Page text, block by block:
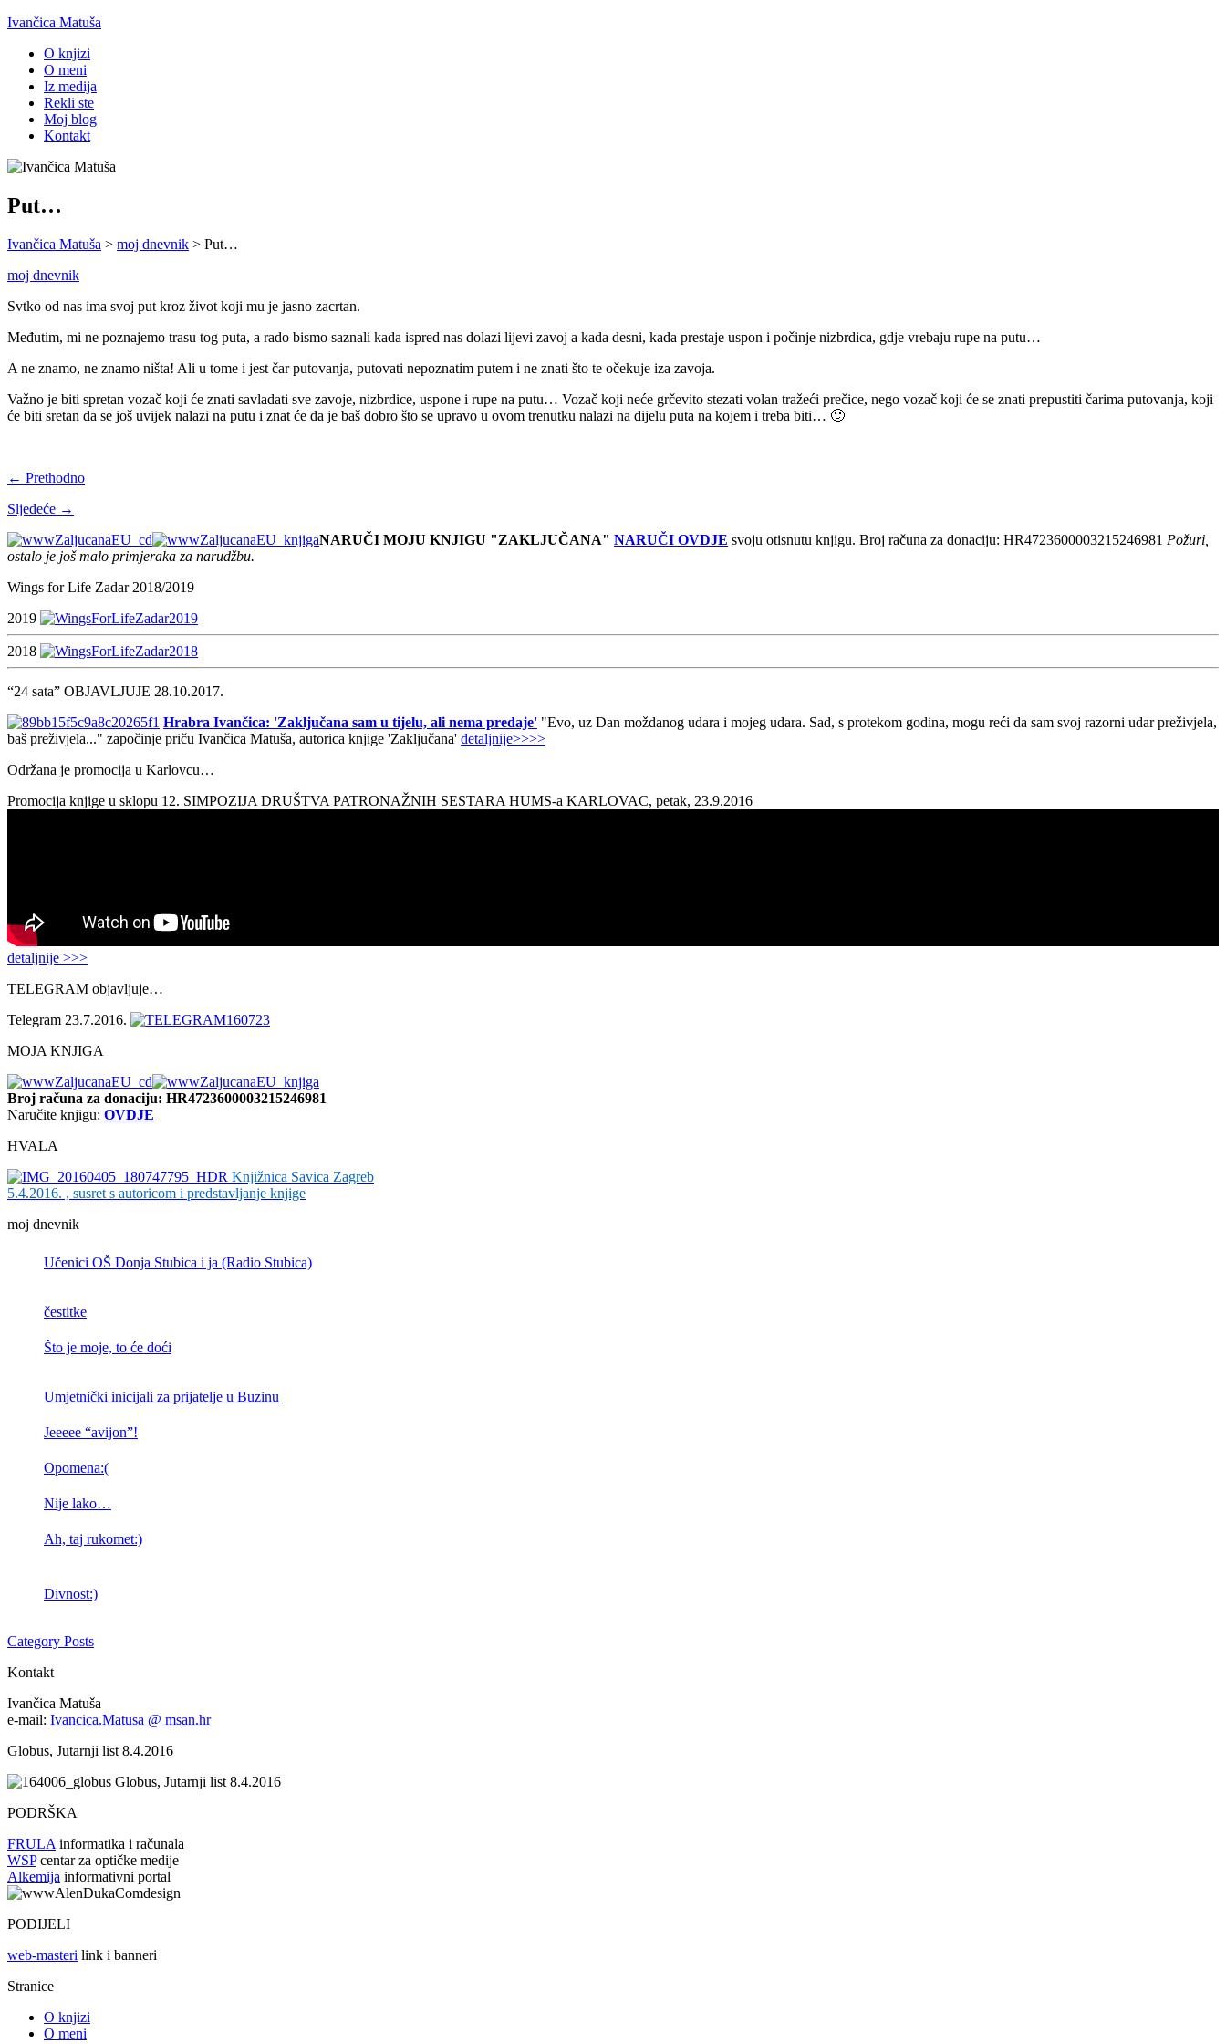
Ivančica Matuša
O knjizi
O meni
Iz medija
Rekli ste
Moj blog
Kontakt
Put…
Ivančica Matuša > moj dnevnik > Put…
moj dnevnik
Svtko od nas ima svoj put kroz život koji mu je jasno zacrtan.
Međutim, mi ne poznajemo trasu tog puta, a rado bismo saznali kada ispred nas dolazi lijevi zavoj a kada desni, kada prestaje uspon i počinje nizbrdica, gdje vrebaju rupe na putu…
A ne znamo, ne znamo ništa! Ali u tome i jest čar putovanja, putovati nepoznatim putem i ne znati što te očekuje iza zavoja.
Važno je biti spretan vozač koji će znati savladati sve zavoje, nizbrdice, uspone i rupe na putu… Vozač koji neće grčevito stezati volan tražeći prečice, nego vozač koji će se znati prepustiti čarima putovanja, koji
će biti sretan da se još uvijek nalazi na putu i znat će da je baš dobro što se upravo u ovom trenutku nalazi na dijelu puta na kojem i treba biti… 🙂
← Prethodno
Sljedeće →
NARUČI MOJU KNJIGU "ZAKLJUČANA" NARUČI OVDJE svoju otisnutu knjigu. Broj računa za donaciju: HR4723600003215246981 Požuri,
ostalo je još malo primjeraka za narudžbu.
Wings for Life Zadar 2018/2019
2019
2018
“24 sata” OBJAVLJUJE 28.10.2017.
Hrabra Ivančica: 'Zaključana sam u tijelu, ali nema predaje' "Evo, uz Dan moždanog udara i mojeg udara. Sad, s protekom godina, mogu reći da sam svoj razorni udar preživjela,
baš preživjela..." započinje priču Ivančica Matuša, autorica knjige 'Zaključana' detaljnije>>>>
Održana je promocija u Karlovcu…
Promocija knjige u sklopu 12. SIMPOZIJA DRUŠTVA PATRONAŽNIH SESTARA HUMS-a KARLOVAC, petak, 23.9.2016
detaljnije >>>
TELEGRAM objavljuje…
Telegram 23.7.2016.
MOJA KNJIGA
Broj računa za donaciju: HR4723600003215246981
Naručite knjigu: OVDJE
HVALA
Knjižnica Savica Zagreb
5.4.2016. , susret s autoricom i predstavljanje knjige
moj dnevnik
Učenici OŠ Donja Stubica i ja (Radio Stubica)
čestitke
Što je moje, to će doći
Umjetnički inicijali za prijatelje u Buzinu
Jeeeee “avijon”!
Opomena:(
Nije lako…
Ah, taj rukomet:)
Divnost:)
Category Posts
Kontakt
Ivančica Matuša
e-mail: Ivancica.Matusa @ msan.hr
Globus, Jutarnji list 8.4.2016
Globus, Jutarnji list 8.4.2016
PODRŠKA
FRULA informatika i računala
WSPcentar za optičke medije
Alkemija informativni portal
PODIJELI
web-masteri link i banneri
Stranice
O knjizi
O meni